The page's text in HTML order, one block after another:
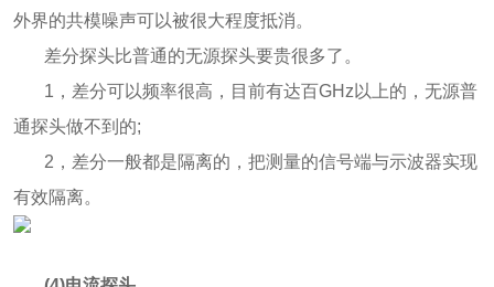
外界的共模噪声可以被很大程度抵消。
差分探头比普通的无源探头要贵很多了。
1，差分可以频率很高，目前有达百GHz以上的，无源普
通探头做不到的;
2，差分一般都是隔离的，把测量的信号端与示波器实现
有效隔离。